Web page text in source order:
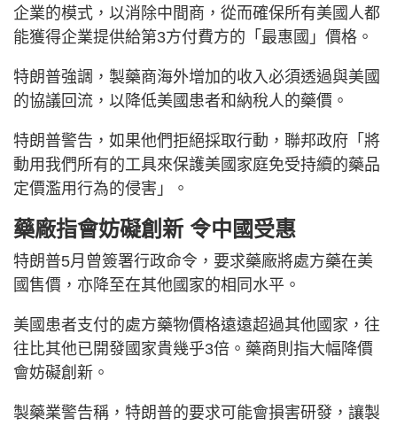
企業的模式，以消除中間商，從而確保所有美國人都
能獲得企業提供給第3方付費方的「最惠國」價格。
特朗普強調，製藥商海外增加的收入必須透過與美國
的協議回流，以降低美國患者和納稅人的藥價。
特朗普警告，如果他們拒絕採取行動，聯邦政府「將
動用我們所有的工具來保護美國家庭免受持續的藥品
定價濫用行為的侵害」。
藥廠指會妨礙創新 令中國受惠
特朗普5月曾簽署行政命令，要求藥廠將處方藥在美
國售價，亦降至在其他國家的相同水平。
美國患者支付的處方藥物價格遠遠超過其他國家，往
往比其他已開發國家貴幾乎3倍。藥商則指大幅降價
會妨礙創新。
製藥業警告稱，特朗普的要求可能會損害研發，讓製